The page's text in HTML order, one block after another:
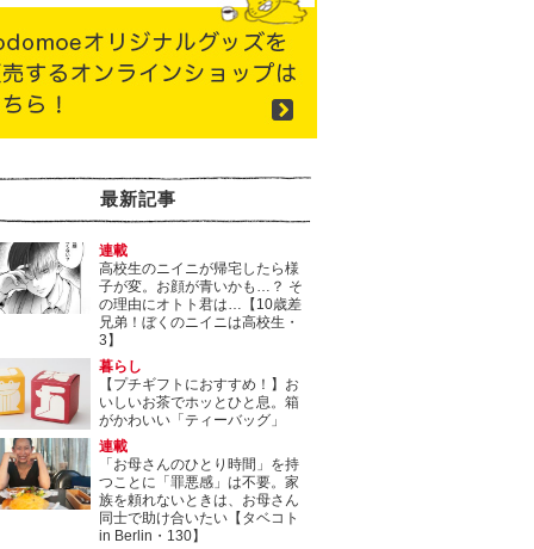
最新記事
連載
高校生のニイニが帰宅したら様
子が変。お顔が青いかも…？ そ
の理由にオトト君は…【10歳差
兄弟！ぼくのニイニは高校生・
3】
暮らし
【プチギフトにおすすめ！】お
いしいお茶でホッとひと息。箱
がかわいい「ティーバッグ」
連載
「お母さんのひとり時間」を持
つことに「罪悪感」は不要。家
族を頼れないときは、お母さん
同士で助け合いたい【タベコト
in Berlin・130】